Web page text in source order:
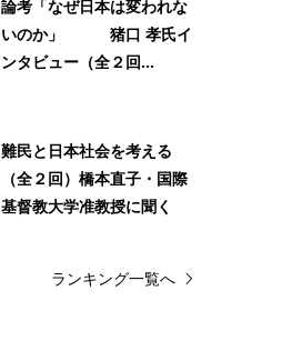
論考「なぜ日本は変われな
いのか」 猪口 孝氏イ
ンタビュー（全２回...
難民と日本社会を考える
（全２回）橋本直子・国際
基督教大学准教授に聞く
ランキング一覧へ